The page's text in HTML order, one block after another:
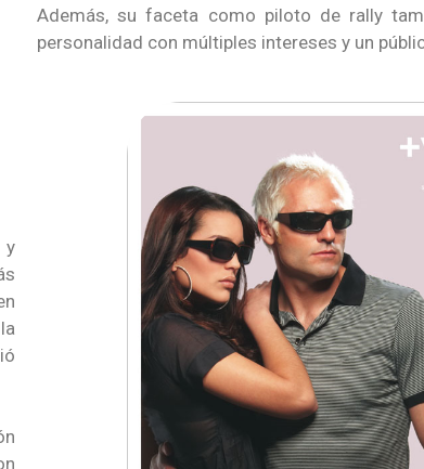
Además, su faceta como piloto de rally
personalidad con múltiples intereses y un
y